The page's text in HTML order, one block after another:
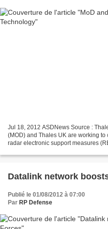
Jul 18, 2012 ASDNews Source :
(MOD) and Thales UK are working to
radar electronic support measures
Datalink network
Publié le 01/08/2012 à 07:00
Par RP Defense